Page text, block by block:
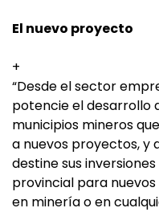
El nuevo proyecto
+
“Desde el sector
potencie el desarrollo
municipios mineros
a nuevos proyectos, y
destine sus
provincial para
en minería o en